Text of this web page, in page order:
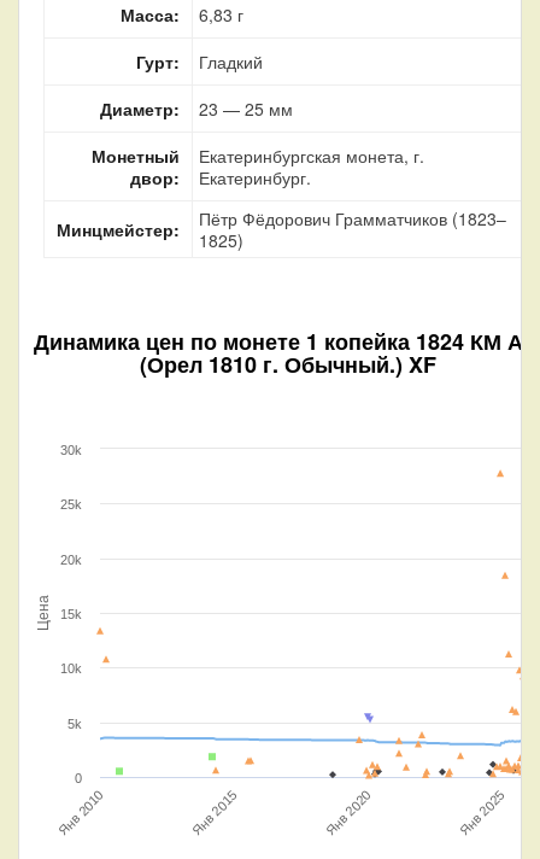
Масса:
6,83 г
Гурт:
Гладкий
Диаметр:
23 — 25 мм
Монетный
двор:
Екатеринбургская монета, г.
Екатеринбург.
Минцмейстер:
Пётр Фёдорович Грамматчиков (1823–
1825)
Динамика цен по монете 1 копейка 1824 КМ АМ
(Орел 1810 г. Обычный.) XF
Цена
Янв 2010 Янв 2015 Янв 2020 Янв 2025
0
5k
10k
15k
20k
25k
30k